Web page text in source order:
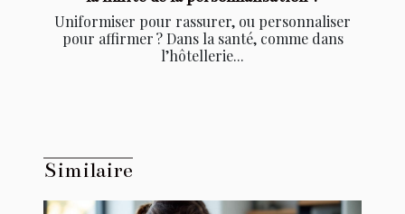
Uniformiser pour rassurer, ou personnaliser
pour affirmer ? Dans la santé, comme dans
l’hôtellerie...
Similaire